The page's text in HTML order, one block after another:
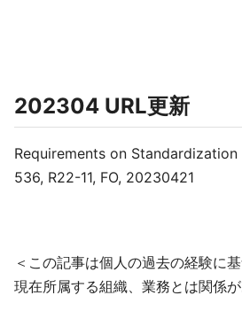
202304 URL更新
Requirements on Standardization
536, R22-11, FO, 20230421
＜この記事は個人の過去の経験に
現在所属する組織、業務とは関係